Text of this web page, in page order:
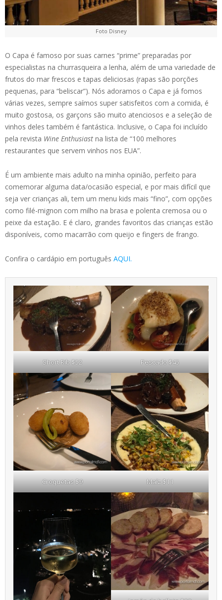
Foto Disney
O Capa é famoso por suas carnes “prime” preparadas por
especialistas na churrasqueira a lenha, além de uma variedade de
frutos do mar frescos e tapas deliciosas (rapas são porções
pequenas, para “beliscar”). Nós adoramos o Capa e já fomos
várias vezes, sempre saímos super satisfeitos com a comida, é
muito gostosa, os garçons são muito atenciosos e a seleção de
vinhos deles também é fantástica. Inclusive, o Capa foi incluído
pela revista Wine Enthusiast na lista de “100 melhores
restaurantes que servem vinhos nos EUA”.
É um ambiente mais adulto na minha opinião, perfeito para
comemorar alguma data/ocasião especial, e por mais difícil que
seja ver crianças ali, tem um menu kids mais “fino”, com opções
como filé-mignon com milho na brasa e polenta cremosa ou o
peixe da estação. E é claro, grandes favoritos das crianças estão
disponíveis, como macarrão com queijo e fingers de frango.
Confira o cardápio em português AQUI.
Short Rib $52 Pescado $45
Croquetas $9 Maíz $11